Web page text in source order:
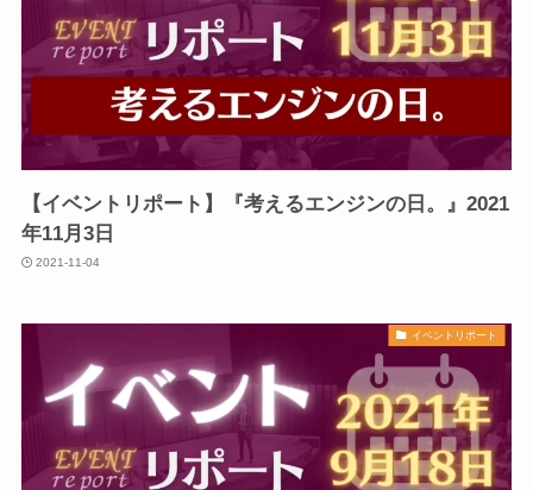
【イベントリポート】『考えるエンジンの日。』2021
年11月3日
2021-11-04
イベントリポート